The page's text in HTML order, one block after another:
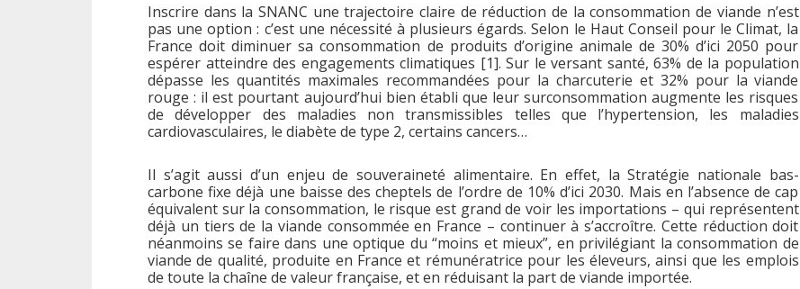
Inscrire dans la SNANC une trajectoire claire de réduction de la consommation de viande n’est
pas une option : c’est une nécessité à plusieurs égards. Selon le Haut Conseil pour le Climat, la
France doit diminuer sa consommation de produits d’origine animale de 30% d’ici 2050 pour
espérer atteindre des engagements climatiques [1]. Sur le versant santé, 63% de la population
dépasse les quantités maximales recommandées pour la charcuterie et 32% pour la viande
rouge : il est pourtant aujourd’hui bien établi que leur surconsommation augmente les risques
de développer des maladies non transmissibles telles que l’hypertension, les maladies
cardiovasculaires, le diabète de type 2, certains cancers…
Il s’agit aussi d’un enjeu de souveraineté alimentaire. En effet, la Stratégie nationale bas-
carbone fixe déjà une baisse des cheptels de l’ordre de 10% d’ici 2030. Mais en l’absence de cap
équivalent sur la consommation, le risque est grand de voir les importations – qui représentent
déjà un tiers de la viande consommée en France – continuer à s’accroître. Cette réduction doit
néanmoins se faire dans une optique du “moins et mieux”, en privilégiant la consommation de
viande de qualité, produite en France et rémunératrice pour les éleveurs, ainsi que les emplois
de toute la chaîne de valeur française, et en réduisant la part de viande importée.